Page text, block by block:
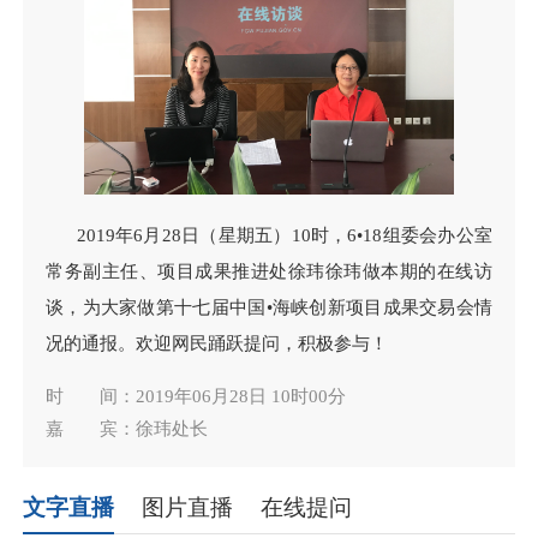
2019年6月28日（星期五）10时，6•18组委会办公室
常务副主任、项目成果推进处徐玮徐玮做本期的在线访
谈，为大家做第十七届中国•海峡创新项目成果交易会情
况的通报。欢迎网民踊跃提问，积极参与！
时 间：2019年06月28日 10时00分
嘉 宾：徐玮处长
文字直播 图片直播 在线提问